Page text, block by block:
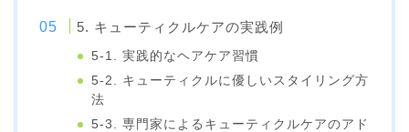
5. キューティクルケアの実践例
5-1. 実践的なヘアケア習慣
5-2. キューティクルに優しいスタイリング方
法
5-3. 専門家によるキューティクルケアのアド